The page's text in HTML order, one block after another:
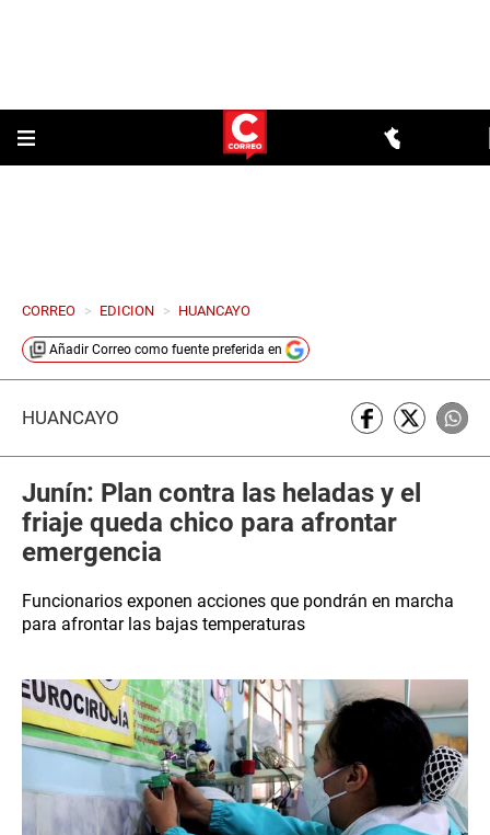
CORREO > EDICION > HUANCAYO
Añadir Correo como fuente preferida en
HUANCAYO
Junín: Plan contra las heladas y el
friaje queda chico para afrontar
emergencia
Funcionarios exponen acciones que pondrán en marcha
para afrontar las bajas temperaturas